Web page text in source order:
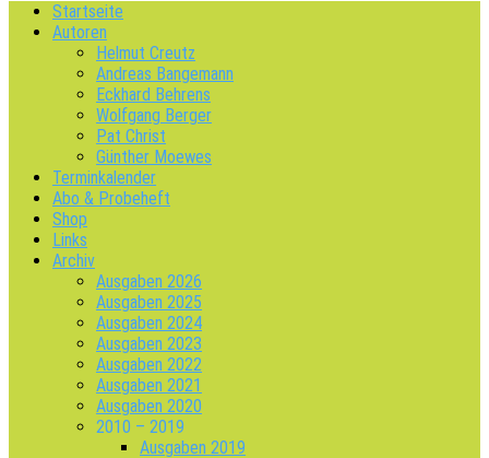
Startseite
Autoren
Helmut Creutz
Andreas Bangemann
Eckhard Behrens
Wolfgang Berger
Pat Christ
Günther Moewes
Terminkalender
Abo & Probeheft
Shop
Links
Archiv
Ausgaben 2026
Ausgaben 2025
Ausgaben 2024
Ausgaben 2023
Ausgaben 2022
Ausgaben 2021
Ausgaben 2020
2010 – 2019
Ausgaben 2019